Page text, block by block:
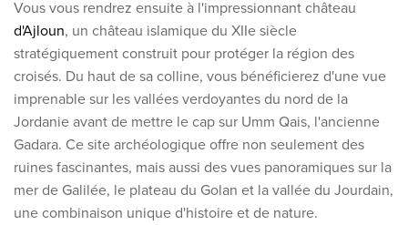
Vous vous rendrez ensuite à l'impressionnant château
d'Ajloun, un château islamique du XIIe siècle
stratégiquement construit pour protéger la région des
croisés. Du haut de sa colline, vous bénéficierez d'une vue
imprenable sur les vallées verdoyantes du nord de la
Jordanie avant de mettre le cap sur Umm Qais, l'ancienne
Gadara. Ce site archéologique offre non seulement des
ruines fascinantes, mais aussi des vues panoramiques sur la
mer de Galilée, le plateau du Golan et la vallée du Jourdain,
une combinaison unique d'histoire et de nature.